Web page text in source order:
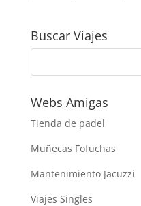
Buscar Viajes
Webs Amigas
Tienda de padel
Muñecas Fofuchas
Mantenimiento Jacuzzi
Viajes Singles